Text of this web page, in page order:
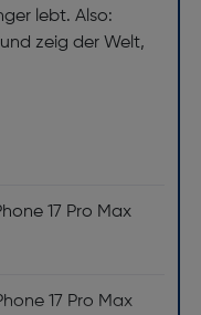
lebt. Also:
zeig der Welt,
17 Pro Max
17 Pro Max